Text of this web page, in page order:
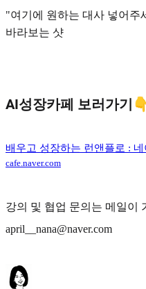
"여기에 원하는 대사 넣어주
바라보는 샷
AI성장카페 보러가기
배우고 성장하는 런앤플로 : 네
cafe.naver.com
강의 및 협업 문의는 메일이
april__nana@naver.com